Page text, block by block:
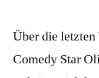
Über die
Comedy Star